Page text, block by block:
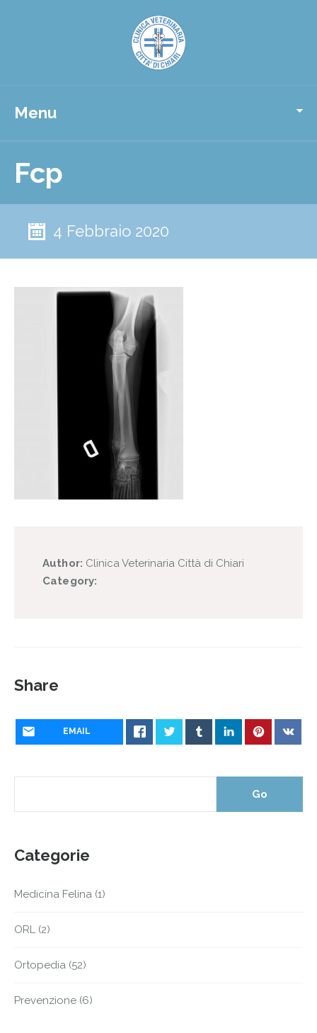
Menu
Fcp
4 Febbraio 2020
Author: Clinica Veterinaria Città di Chiari
Category:
Share
EMAIL
Categorie
Medicina Felina (1)
ORL (2)
Ortopedia (52)
Prevenzione (6)